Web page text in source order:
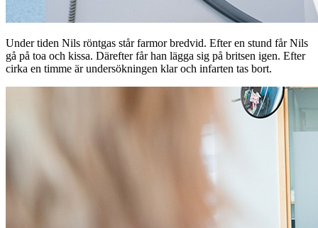
Under tiden Nils röntgas står farmor bredvid. Efter en stund får Nils
gå på toa och kissa. Därefter får han lägga sig på britsen igen. Efter
cirka en timme är undersökningen klar och infarten tas bort.